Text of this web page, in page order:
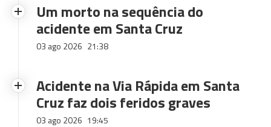
Um morto na sequência do
acidente em Santa Cruz
03 ago 2026 21:38
Acidente na Via Rápida em Santa
Cruz faz dois feridos graves
03 ago 2026 19:45